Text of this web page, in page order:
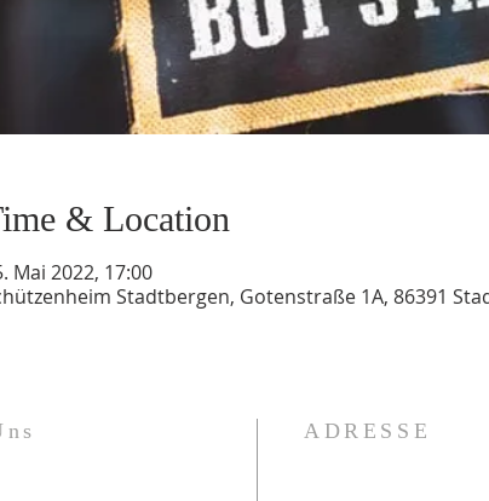
& Location
Mai 2022, 17:00
Stadtbergen, Gotenstraße 1A, 86391
ADRESSE